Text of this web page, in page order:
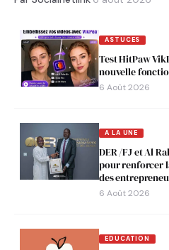
ASTUCES
Test HitPaw
nouvelle
6 Août 2026
A LA UNE
DER /FJ et Al
pour renforcer
des
6 Août 2026
EDUCATION